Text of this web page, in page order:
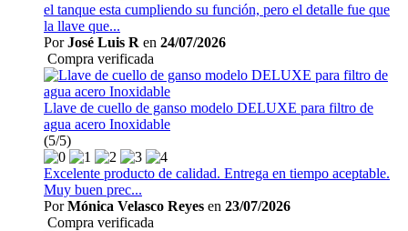
el tanque esta cumpliendo su función, pero el detalle fue que
la llave que...
PorJosé Luis R en 24/07/2026
Compra verificada
Llave de cuello de ganso modelo DELUXE para filtro de
agua acero Inoxidable
(5/5)
Excelente producto de calidad. Entrega en tiempo aceptable.
Muy buen prec...
PorMónica Velasco Reyes en 23/07/2026
Compra verificada